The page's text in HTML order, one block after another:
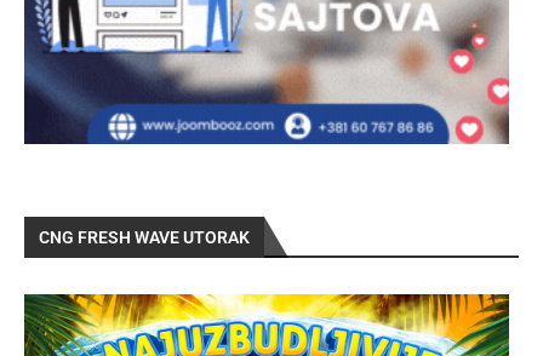
CNG FRESH WAVE UTORAK